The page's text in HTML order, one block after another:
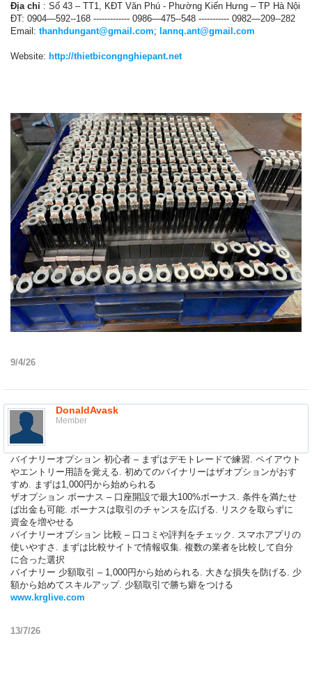
Địa chỉ : Số 43 – TT1, KĐT Văn Phú - Phường Kiến Hưng – TP Hà Nội
ĐT: 0904—592--168 ------------- 0986—475--548 ----------- 0982—209--282
Email: thanhdungant@gmail.com; lannq.ant@gmail.com
Website: http://thietbicongnghiepant.net
9/4/26
DonaldAvask
Member
バイナリーオプション 初心者 – まずはデモトレードで練習. ペイアウト
やエントリー用語を覚える. 初めてのバイナリーはザオプションがおす
すめ. まずは1,000円から始められる
ザオプション ボーナス – 口座開設で最大100%ボーナス. 条件を満たせ
ば出金も可能. ボーナスは取引のチャンスを広げる. リスクを取らずに
資金を増やせる
バイナリーオプション 比較 – 口コミや評判をチェック. スマホアプリの
使いやすさ. まずは比較サイトで情報収集. 複数の業者を比較して自分
に合った選択
バイナリー 少額取引 – 1,000円から始められる. 大きな損失を防げる. 少
額から始めてスキルアップ. 少額取引で勝ち癖をつける
www.krglive.com
13/7/26